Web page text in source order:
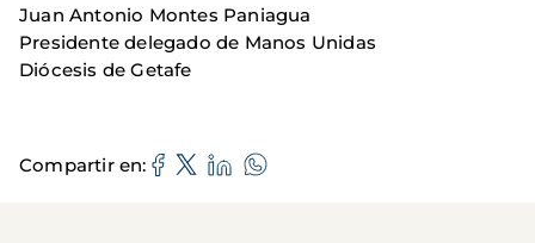
Juan Antonio Montes Paniagua
Presidente delegado de Manos Unidas
Diócesis de Getafe
Compartir en